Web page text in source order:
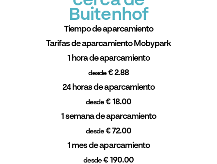
Buitenhof
Tiempo de aparcamiento
Tarifas de aparcamiento Mobypark
1 hora de aparcamiento
desde€ 2.88
24 horas de aparcamiento
desde € 18.00
1 semana de aparcamiento
desde€ 72.00
1 mes de aparcamiento
desde € 190.00